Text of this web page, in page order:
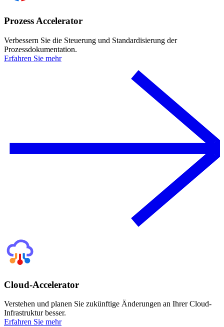
Prozess Accelerator
Verbessern Sie die Steuerung und Standardisierung der
Prozessdokumentation.
Erfahren Sie mehr
Cloud-Accelerator
Verstehen und planen Sie zukünftige Änderungen an Ihrer Cloud-
Infrastruktur besser.
Erfahren Sie mehr